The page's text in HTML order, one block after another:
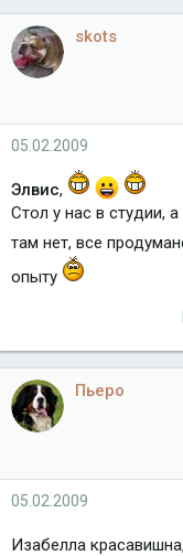
skots
05.02.2009
Элвис,
Стол у нас в студии,
там нет, все
опыту
Пьеро
05.02.2009
Изабелла